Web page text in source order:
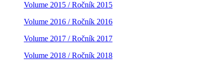
Volume 2015 / Ročník 2015
Volume 2016 / Ročník 2016
Volume 2017 / Ročník 2017
Volume 2018 / Ročník 2018